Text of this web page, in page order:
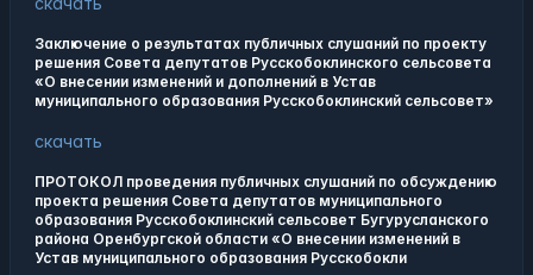
Заключение о результатах публичных слушаний по проекту
решения Совета депутатов Русскобоклинского сельсовета
«О внесении изменений и дополнений в Устав
муниципального образования Русскобоклинский сельсовет»
скачать
ПРОТОКОЛ проведения публичных слушаний по обсуждению
проекта решения Совета депутатов муниципального
образования Русскобоклинский сельсовет Бугурусланского
района Оренбургской области «О внесении изменений в
Устав муниципального образования Русскобокли